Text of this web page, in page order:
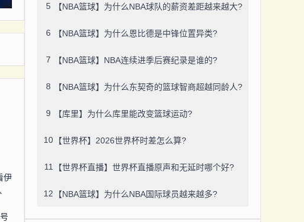
伊
5 【NBA篮球】为什么NBA球队的薪资差距越来越大?
6 【NBA篮球】为什么恩比德是中锋位置异类?
7 【NBA篮球】NBA连续进季后赛纪录是谁的?
8 【NBA篮球】为什么东契奇的篮球智商超越同龄人?
9 【库里】为什么库里能改变篮球运动?
10 【世界杯】2026世界杯时差怎么算?
11 【世界杯直播】世界杯直播原声和无延时哪个好?
12 【NBA篮球】为什么NBA国际球员越来越多?